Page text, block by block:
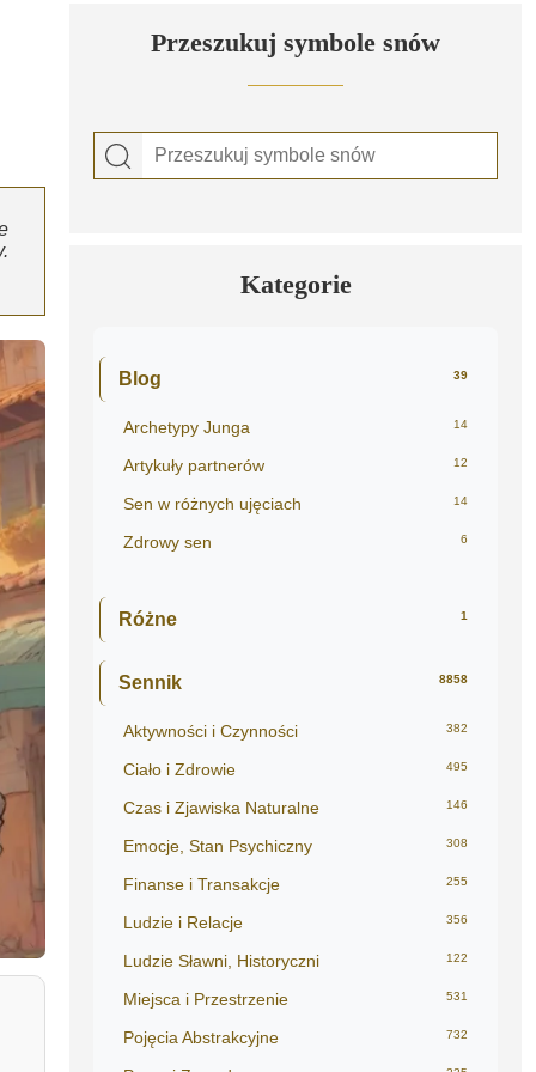
Przeszukuj symbole snów
Kategorie
Blog 39
Archetypy Junga 14
Artykuły partnerów 12
Sen w różnych ujęciach 14
Zdrowy sen 6
Różne 1
Sennik 8858
Aktywności i Czynności 382
Ciało i Zdrowie 495
Czas i Zjawiska Naturalne 146
Emocje, Stan Psychiczny 308
Finanse i Transakcje 255
Ludzie i Relacje 356
Ludzie Sławni, Historyczni 122
Miejsca i Przestrzenie 531
Pojęcia Abstrakcyjne 732